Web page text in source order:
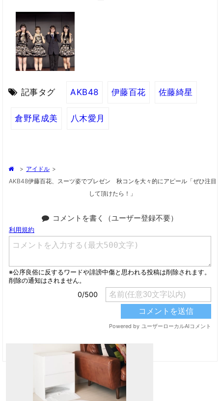
記事タグ AKB48 伊藤百花 佐藤綺星
倉野尾成美 八木愛月
> アイドル >
AKB48伊藤百花、スーツ姿でプレゼン 秋コンを大々的にアピール「ぜひ注目
して頂けたら！」
コメントを書く（ユーザー登録不要）